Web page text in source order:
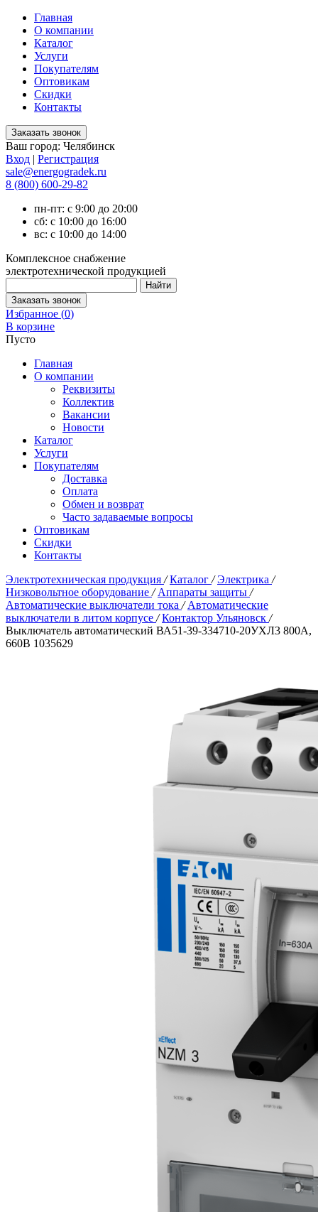
Главная
О компании
Каталог
Услуги
Покупателям
Оптовикам
Скидки
Контакты
Ваш город: Челябинск
Вход | Регистрация
sale@energogradek.ru
8 (800) 600-29-82
пн-пт: с 9:00 до 20:00
сб: с 10:00 до 16:00
вс: с 10:00 до 14:00
Комплексное снабжение
электротехнической продукцией
Избранное (0)
В корзине
Пусто
Главная
О компании
Реквизиты
Коллектив
Вакансии
Новости
Каталог
Услуги
Покупателям
Доставка
Оплата
Обмен и возврат
Часто задаваемые вопросы
Оптовикам
Скидки
Контакты
Электротехническая продукция / Каталог / Электрика /
Низковольтное оборудование / Аппараты защиты /
Автоматические выключатели тока / Автоматические
выключатели в литом корпусе / Контактор Ульяновск /
Выключатель автоматический ВА51-39-334710-20УХЛ3 800А,
660В 1035629